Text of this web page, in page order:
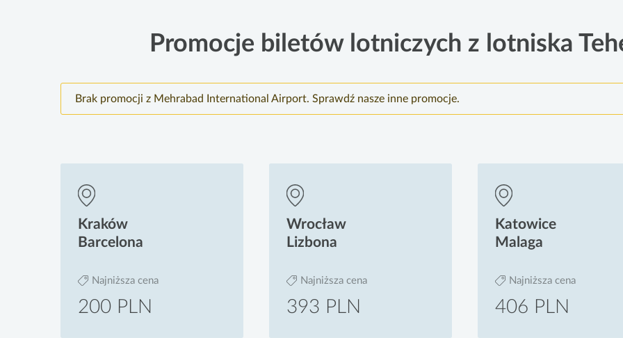
Promocje biletów lotniczych z lotniska
Brak promocji z Mehrabad International Airport. Sprawdź nasze inne promocje.
Kraków
Barcelona
Najniższa cena
200 PLN
Wrocław
Lizbona
Najniższa cena
393 PLN
Katowice
Malaga
Najniższa cena
406 PLN